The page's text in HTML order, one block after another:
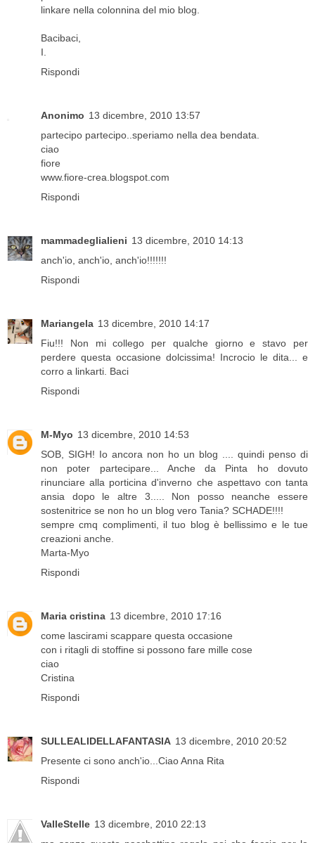
linkare nella colonnina del mio blog.
Bacibaci,
I.
Rispondi
Anonimo 13 dicembre, 2010 13:57
partecipo partecipo..speriamo nella dea bendata.
ciao
fiore
www.fiore-crea.blogspot.com
Rispondi
mammadeglialieni 13 dicembre, 2010 14:13
anch'io, anch'io, anch'io!!!!!!!
Rispondi
Mariangela 13 dicembre, 2010 14:17
Fiu!!! Non mi collego per qualche giorno e stavo per
perdere questa occasione dolcissima! Incrocio le dita... e
corro a linkarti. Baci
Rispondi
M-Myo 13 dicembre, 2010 14:53
SOB, SIGH! Io ancora non ho un blog .... quindi penso di
non poter partecipare... Anche da Pinta ho dovuto
rinunciare alla porticina d'inverno che aspettavo con tanta
ansia dopo le altre 3..... Non posso neanche essere
sostenitrice se non ho un blog vero Tania? SCHADE!!!!
sempre cmq complimenti, il tuo blog è bellissimo e le tue
creazioni anche.
Marta-Myo
Rispondi
Maria cristina 13 dicembre, 2010 17:16
come lascirami scappare questa occasione
con i ritagli di stoffine si possono fare mille cose
ciao
Cristina
Rispondi
SULLEALIDELLAFANTASIA 13 dicembre, 2010 20:52
Presente ci sono anch'io...Ciao Anna Rita
Rispondi
ValleStelle 13 dicembre, 2010 22:13